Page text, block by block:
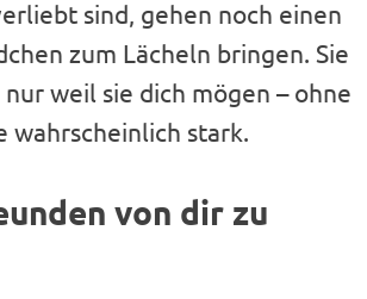
sind, gehen noch einen
zum Lächeln bringen. Sie
weil sie dich mögen – ohne
wahrscheinlich stark.
von dir zu